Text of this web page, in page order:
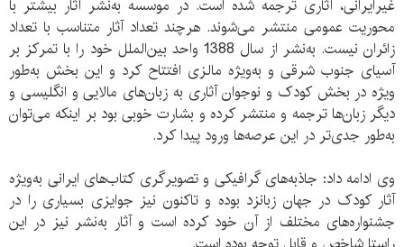
غیرایرانی، آثاری ترجمه شده است. در موسسه به‌نشر آثار بیشتر با
محوریت عمومی منتشر می‌شوند. هرچند تعداد آثار متناسب با تعداد
زائران نیست. به‌نشر از سال 1388 واحد بین‌الملل خود را با تمرکز بر
آسیای جنوب شرقی و به‌ویژه مالزی افتتاح کرد و این بخش به‌طور
ویژه در بخش کودک و نوجوان آثاری به زبان‌های مالایی و انگلیسی و
دیگر زبان‌ها ترجمه و منتشر کرده و بشارت خوبی بود بر اینکه می‌توان
به‌طور جدی‌تر در این عرصه‌ها ورود پیدا کرد.
وی ادامه داد: جاذبه‌های گرافیکی و تصویرگری کتاب‌های ایرانی به‌ویژه
آثار کودک در جهان زبانزد بوده و تاکنون نیز جوایزی بسیاری را در
جشنواره‌های مختلف از آن خود کرده است و آثار به‌نشر نیز در این